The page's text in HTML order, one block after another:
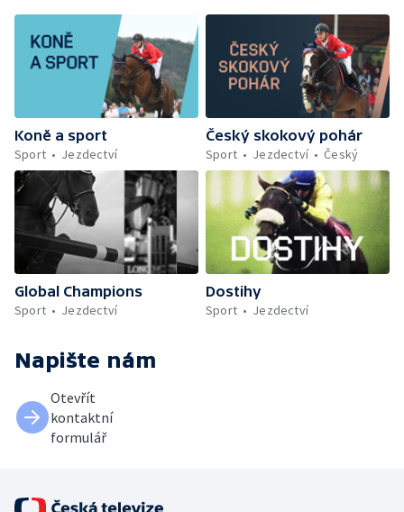
Koně a sport
Sport
Jezdectví
Český skokový pohár
Sport
Jezdectví Český
Global Champions
Sport
Jezdectví
Dostihy
Sport
Jezdectví
Napište nám
Otevřít
kontaktní
formulář